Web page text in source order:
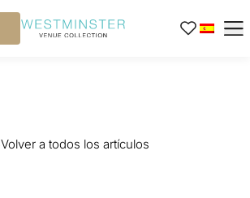
Volver a todos los artículos